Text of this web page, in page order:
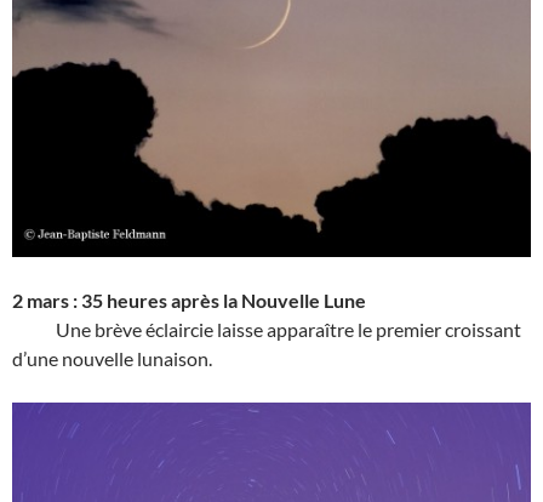
2 mars : 35 heures après la Nouvelle Lune
Une brève éclaircie laisse apparaître le premier croissant
d’une nouvelle lunaison.